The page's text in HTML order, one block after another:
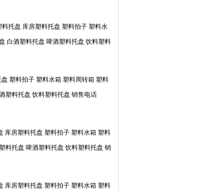
托盘 库房塑料托盘 塑料拍子 塑料水
白酒塑料托盘 啤酒塑料托盘 饮料塑料
塑料拍子 塑料水箱 塑料周转箱 塑料
塑料托盘 饮料塑料托盘 销售电话
库房塑料托盘 塑料拍子 塑料水箱 塑料
料托盘 啤酒塑料托盘 饮料塑料托盘 销
库房塑料托盘 塑料拍子 塑料水箱 塑料